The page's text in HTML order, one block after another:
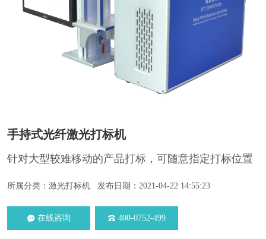
手持式光纤激光打标机
针对大型较难移动的产品打标，可随意指定打标位置
所属分类：激光打标机 发布日期：2021-04-22 14:55:23
在线咨询 400-0752-499